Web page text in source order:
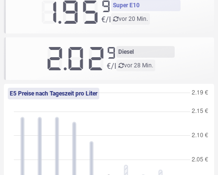
Super E10
vor 20 Min.
1.95 9
€/l
Diesel
vor 28 Min.
2.029
€/l
E5 Preise nach Tageszeit pro Liter